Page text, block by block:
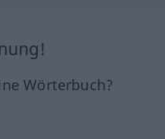
Wörterbuch?